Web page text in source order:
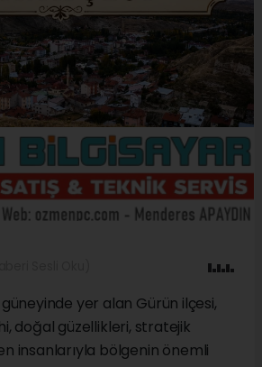
güneyinde yer alan Gürün ilçesi,
doğal güzellikleri, stratejik
insanlarıyla bölgenin önemli